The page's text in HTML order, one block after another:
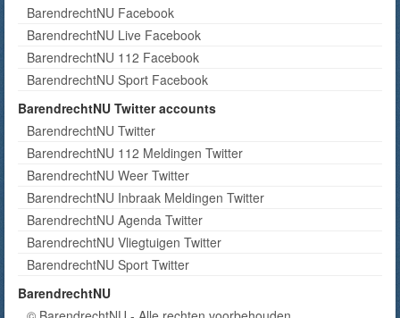
BarendrechtNU Facebook
BarendrechtNU Live Facebook
BarendrechtNU 112 Facebook
BarendrechtNU Sport Facebook
BarendrechtNU Twitter accounts
BarendrechtNU Twitter
BarendrechtNU 112 Meldingen Twitter
BarendrechtNU Weer Twitter
BarendrechtNU Inbraak Meldingen Twitter
BarendrechtNU Agenda Twitter
BarendrechtNU Vliegtuigen Twitter
BarendrechtNU Sport Twitter
BarendrechtNU